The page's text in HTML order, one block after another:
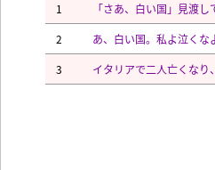
1
「さあ、白い国」見渡
2
あ、白い国。私よ泣くな
3
イタリアで二人亡くなり